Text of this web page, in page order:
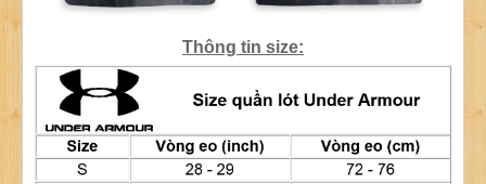
Thông tin size: